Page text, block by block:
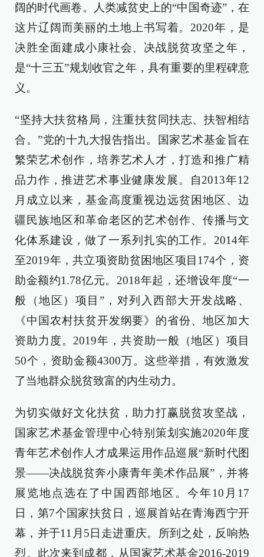
阔的时代画卷。人类减贫史上的“中国奇迹”，在
这片辽阔而美丽的土地上书写着。2020年，是
决胜全面建成小康社会、决战脱贫攻坚之年，
是“十三五”规划收官之年，具有重要的里程碑意
义。
“坚持大扶贫格局，注重扶贫同扶志、扶智相结
合。”党的十九大报告指出。国家艺术基金旨在
繁荣艺术创作，培养艺术人才，打造和推广精
品力作，推进艺术事业健康发展。自2013年12
月成立以来，基金高度重视边远贫困地区、边
疆民族地区和革命老区的艺术创作、传播与文
化体系建设，做了一系列扎实的工作。2014年
至2019年，共立项资助贫困地区项目174个，资
助金额约1.78亿元。2018年起，还增设年度“一
般（地区）项目”，对列入西部大开发战略、
《中国农村扶贫开发纲要》的省份、地区加大
资助力度。2019年，共资助一般（地区）项目
50个，资助金额4300万。这些举措，有效激发
了当地群众脱贫致富的内生动力。
为切实做好文化扶贫，助力打赢脱贫攻坚战，
国家艺术基金管理中心特别策划实施2020年度
青年艺术创作人才成果运用作品巡展“新时代图
景——决战脱贫奔小康青年美术作品展”，并将
展览地点选在了中国西部地区。今年10月17
日，第7个国家扶贫日，巡展首站在青海西宁开
幕，并于11月5日走进重庆。所到之处，反响热
烈。此次来到成都，从国家艺术基金2016-2019